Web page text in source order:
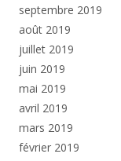
septembre 2019
août 2019
juillet 2019
juin 2019
mai 2019
avril 2019
mars 2019
février 2019